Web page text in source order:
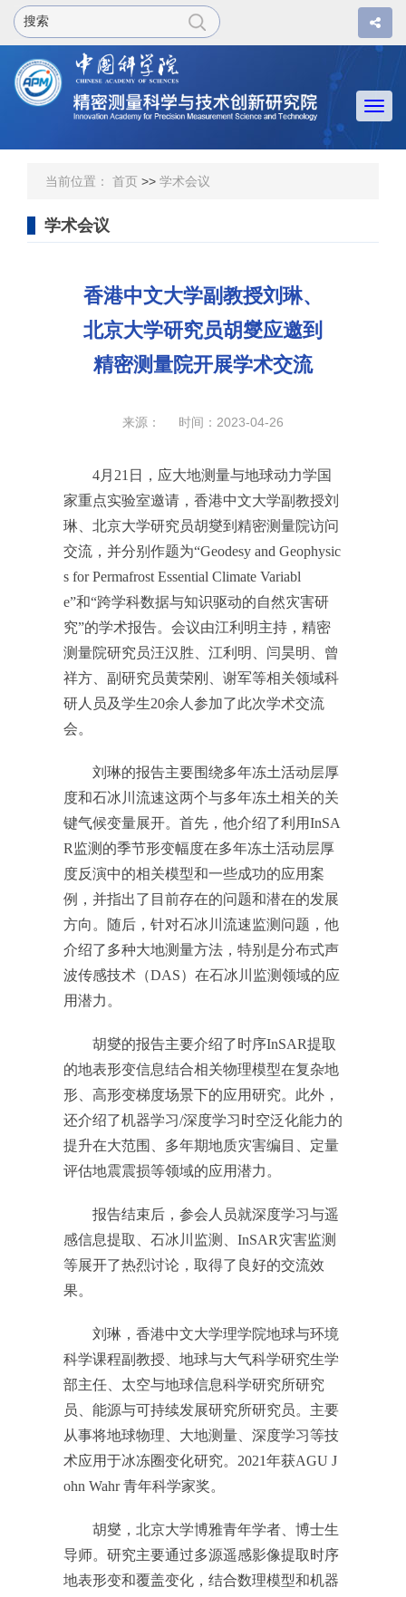
当前位置： 首页 >> 学术会议
学术会议
香港中文大学副教授刘琳、
北京大学研究员胡燮应邀到
精密测量院开展学术交流
来源： 时间：2023-04-26
4月21日，应大地测量与地球动力学国
家重点实验室邀请，香港中文大学副教授刘
琳、北京大学研究员胡燮到精密测量院访问
交流，并分别作题为“Geodesy and Geophysic
s for Permafrost Essential Climate Variabl
e”和“跨学科数据与知识驱动的自然灾害研
究”的学术报告。会议由江利明主持，精密
测量院研究员汪汉胜、江利明、闫昊明、曾
祥方、副研究员黄荣刚、谢军等相关领域科
研人员及学生20余人参加了此次学术交流
会。
刘琳的报告主要围绕多年冻土活动层厚
度和石冰川流速这两个与多年冻土相关的关
键气候变量展开。首先，他介绍了利用InSA
R监测的季节形变幅度在多年冻土活动层厚
度反演中的相关模型和一些成功的应用案
例，并指出了目前存在的问题和潜在的发展
方向。随后，针对石冰川流速监测问题，他
介绍了多种大地测量方法，特别是分布式声
波传感技术（DAS）在石冰川监测领域的应
用潜力。
胡燮的报告主要介绍了时序InSAR提取
的地表形变信息结合相关物理模型在复杂地
形、高形变梯度场景下的应用研究。此外，
还介绍了机器学习/深度学习时空泛化能力的
提升在大范围、多年期地质灾害编目、定量
评估地震震损等领域的应用潜力。
报告结束后，参会人员就深度学习与遥
感信息提取、石冰川监测、InSAR灾害监测
等展开了热烈讨论，取得了良好的交流效
果。
刘琳，香港中文大学理学院地球与环境
科学课程副教授、地球与大气科学研究生学
部主任、太空与地球信息科学研究所研究
员、能源与可持续发展研究所研究员。主要
从事将地球物理、大地测量、深度学习等技
术应用于冰冻圈变化研究。2021年获AGU J
ohn Wahr 青年科学家奖。
胡燮，北京大学博雅青年学者、博士生
导师。研究主要通过多源遥感影像提取时序
地表形变和覆盖变化，结合数理模型和机器